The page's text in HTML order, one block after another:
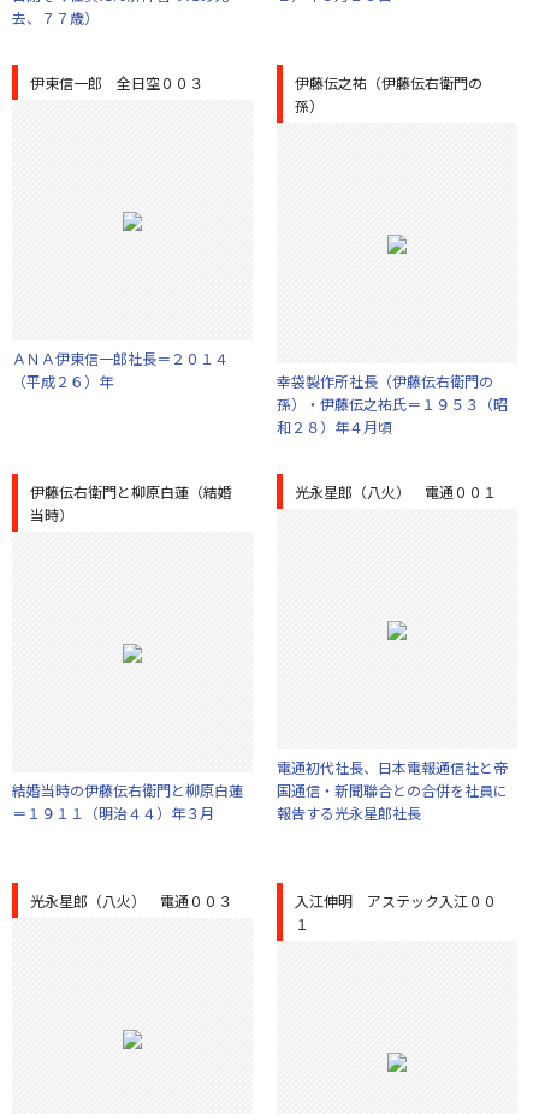
去、７７歳）
伊東信一郎 全日空００３
ＡＮＡ伊東信一郎社長＝２０１４
（平成２６）年
伊藤伝之祐（伊藤伝右衛門の
孫）
幸袋製作所社長（伊藤伝右衛門の
孫）・伊藤伝之祐氏＝１９５３（昭
和２８）年４月頃
伊藤伝右衛門と柳原白蓮（結婚
当時）
結婚当時の伊藤伝右衛門と柳原白蓮
＝１９１１（明治４４）年３月
光永星郎（八火） 電通００１
電通初代社長、日本電報通信社と帝
国通信・新聞聯合との合併を社員に
報告する光永星郎社長
光永星郎（八火） 電通００３
入江伸明 アステック入江００
１